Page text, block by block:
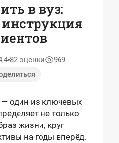
в вуз:
82 оценки
969
— один из ключевых
не только
жизни, круг
на годы вперёд.